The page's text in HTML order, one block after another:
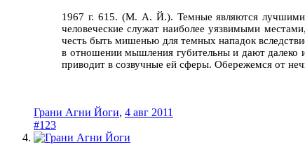
1967 г. 615. (М. А. Й.). Темные являются лучшими
человеческие служат наиболее уязвимыми
честь быть мишенью для темных нападок
в отношении мышления губительны и дают далеко
приводит в созвучные ей сферы. Обережемся от
Грани Агни Йоги, 4 авг 2011
#123